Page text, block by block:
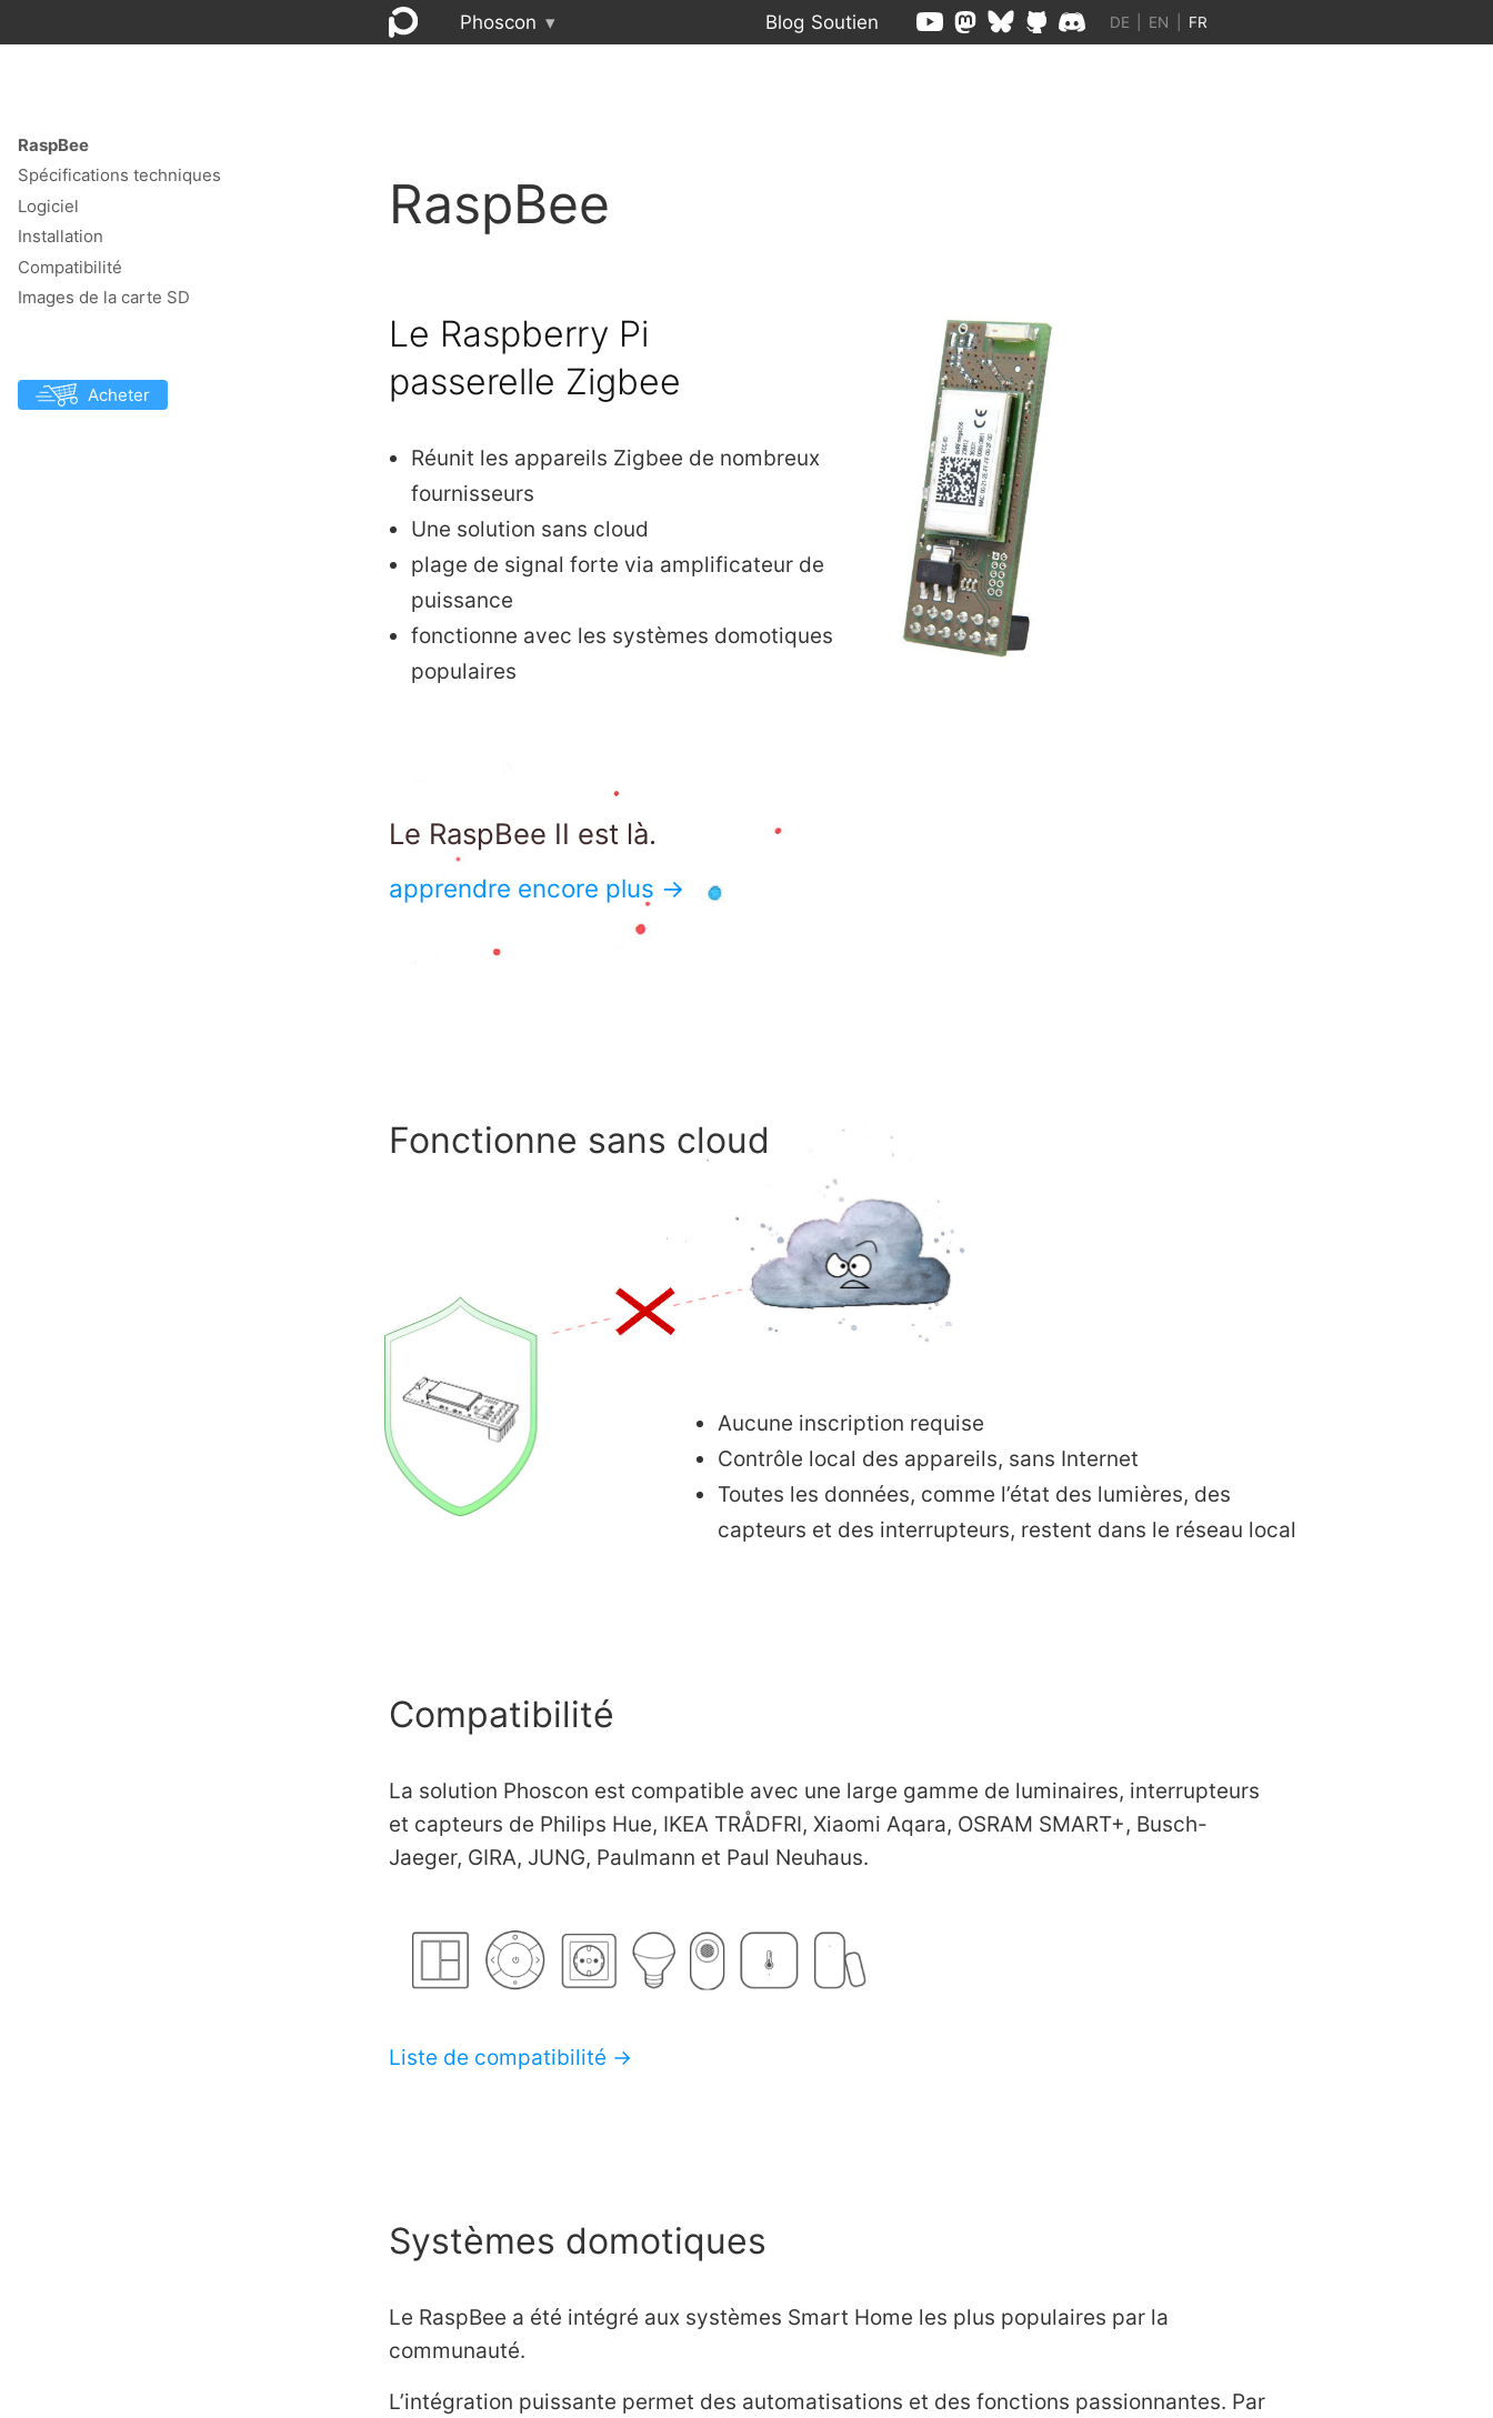
Phoscon ▾ Blog Soutien DE EN FR
RaspBee
Spécifications techniques
Logiciel
Installation
Compatibilité
Images de la carte SD
Acheter
RaspBee
Le Raspberry Pi
passerelle Zigbee
Réunit les appareils Zigbee de nombreux
fournisseurs
Une solution sans cloud
plage de signal forte via amplificateur de
puissance
fonctionne avec les systèmes domotiques
populaires
Le RaspBee II est là.
apprendre encore plus →
Fonctionne sans cloud
Aucune inscription requise
Contrôle local des appareils, sans Internet
Toutes les données, comme l’état des lumières, des
capteurs et des interrupteurs, restent dans le réseau local
Compatibilité
La solution Phoscon est compatible avec une large gamme de luminaires, interrupteurs
et capteurs de Philips Hue, IKEA TRÅDFRI, Xiaomi Aqara, OSRAM SMART+, Busch-
Jaeger, GIRA, JUNG, Paulmann et Paul Neuhaus.
Liste de compatibilité →
Systèmes domotiques
Le RaspBee a été intégré aux systèmes Smart Home les plus populaires par la
communauté.
L’intégration puissante permet des automatisations et des fonctions passionnantes. Par